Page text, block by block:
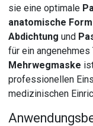
sie eine optimale
anatomische Form
Abdichtung und
für ein
Mehrwegmaske
professionellen
medizinischen